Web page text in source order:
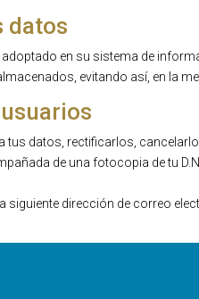
datos
adoptado en su sistema de
evitando así, en la
tus datos, rectificarlos,
de una fotocopia de tu
siguiente dirección de correo